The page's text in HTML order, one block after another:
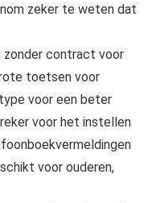
zeker te weten dat
contract voor
toetsen voor
voor een beter
voor het instellen
voor ouderen,